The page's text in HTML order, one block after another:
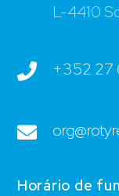
L-4410
+352 27
Horário de